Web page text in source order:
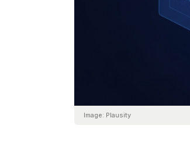
Image: Plausity